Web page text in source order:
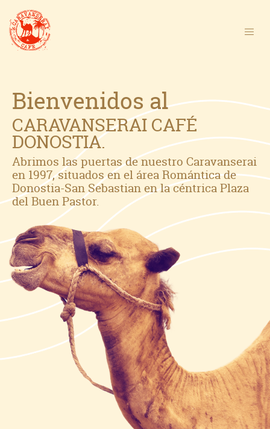
Bienvenidos al
CARAVANSERAI CAFÉ
DONOSTIA.
Abrimos las puertas de nuestro Caravanserai
en 1997, situados en el área Romántica de
Donostia-San Sebastian en la céntrica Plaza
del Buen Pastor.